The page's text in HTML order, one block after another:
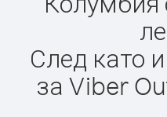
След като
за Viber